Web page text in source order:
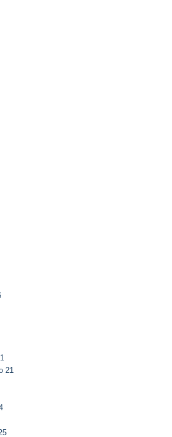
21